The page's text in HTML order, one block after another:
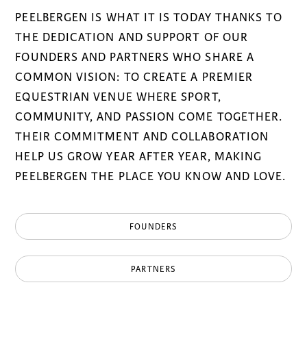
PEELBERGEN IS WHAT IT IS TODAY THANKS TO
THE DEDICATION AND SUPPORT OF OUR
FOUNDERS AND PARTNERS WHO SHARE A
COMMON VISION: TO CREATE A PREMIER
EQUESTRIAN VENUE WHERE SPORT,
COMMUNITY, AND PASSION COME TOGETHER.
THEIR COMMITMENT AND COLLABORATION
HELP US GROW YEAR AFTER YEAR, MAKING
PEELBERGEN THE PLACE YOU KNOW AND LOVE.
FOUNDERS
PARTNERS